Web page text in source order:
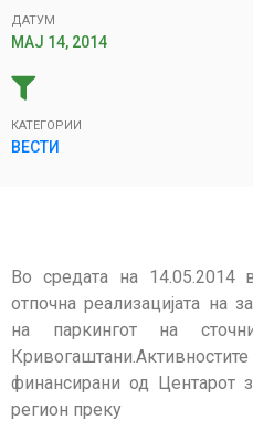
ДАТУМ
МАЈ 14, 2014
КАТЕГОРИИ
ВЕСТИ
Во средата на 14.05.2014
отпочна реализацијата на
на паркингот на
финансирани од Центарот
регион преку